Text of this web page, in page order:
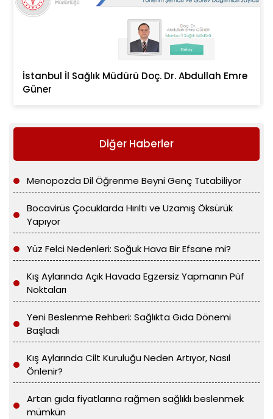
İstanbul İl Sağlık Müdürü Doç. Dr. Abdullah Emre
Güner
Diğer Haberler
Menopozda Dil Öğrenme Beyni Genç Tutabiliyor
Bocavirüs Çocuklarda Hırıltı ve Uzamış Öksürük
Yapıyor
Yüz Felci Nedenleri: Soğuk Hava Bir Efsane mi?
Kış Aylarında Açık Havada Egzersiz Yapmanın Püf
Noktaları
Yeni Beslenme Rehberi: Sağlıkta Gıda Dönemi
Başladı
Kış Aylarında Cilt Kuruluğu Neden Artıyor, Nasıl
Önlenir?
Artan gıda fiyatlarına rağmen sağlıklı beslenmek
mümkün